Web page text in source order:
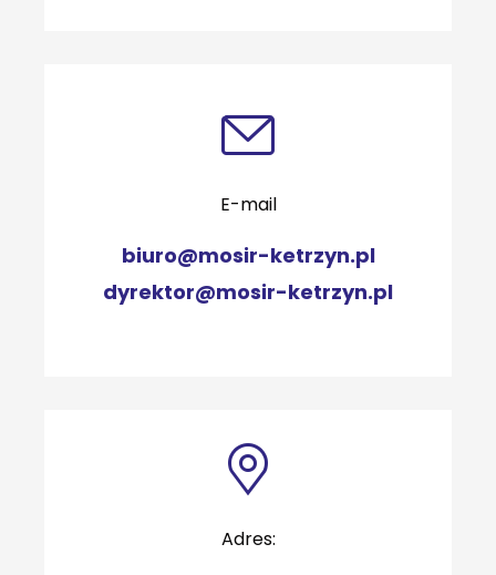
E-mail
biuro@mosir-ketrzyn.pl
dyrektor@mosir-ketrzyn.pl
Adres: